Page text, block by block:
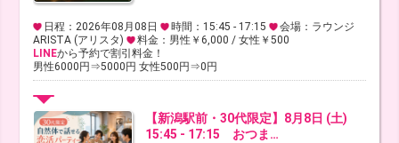
日程：2026年08月08日 時間：15:45 - 17:15
会場：ラウンジ
ARISTA (アリスタ)
料金：男性￥6,000 / 女性￥500
LINEから予約で割引料金！
男性6000円⇒5000円 女性500円⇒0円
【新潟駅前・30代限定】8月8日 (土)
15:45 - 17:15 おつま…